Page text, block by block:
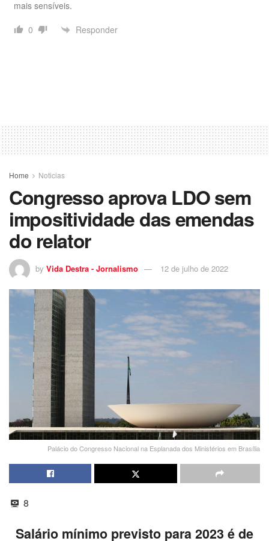
mais sensíveis.
0
Responder
Home Noticias
Congresso aprova LDO sem
impositividade das emendas
do relator
by Vida Destra - Jornalismo 12 de julho de 2022
Palácio do Congresso Nacional na Esplanada dos Ministérios em Brasília
8
Salário mínimo previsto para 2023 é de